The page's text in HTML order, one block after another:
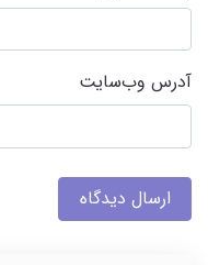
آدرس وب‌سایت
ارسال دیدگاه